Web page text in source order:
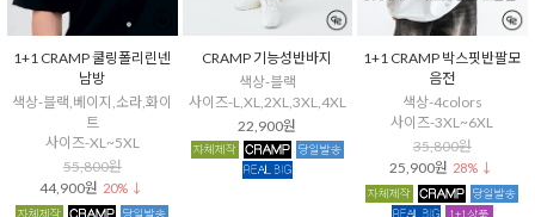
1+1 CRAMP 쿨링폴리린넨
남방
색상-블랙,베이지,소라,화이
트
사이즈-XL~5XL
55,800원
44,900원 20% ↓
CRAMP 기능성반바지
색상-블랙
사이즈-L,XL,2XL,3XL,4XL
22,900원
1+1 CRAMP 박스핏반팔모
음전
색상-4colors
사이즈-3XL~6XL
35,800원
25,900원 28% ↓